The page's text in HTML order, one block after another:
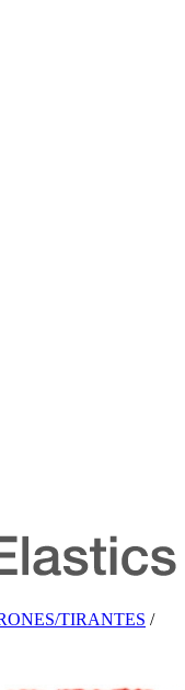
TIRANTES /